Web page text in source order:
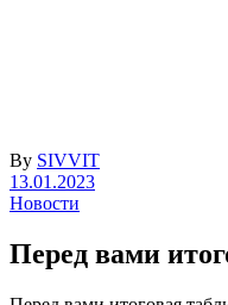
By SIVVIT
13.01.2023
Новости
Перед вами